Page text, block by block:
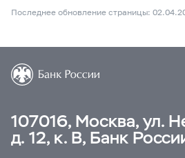
Последнее обновление страницы:
107016, Москва, ул.
д. 12, к. В, Банк